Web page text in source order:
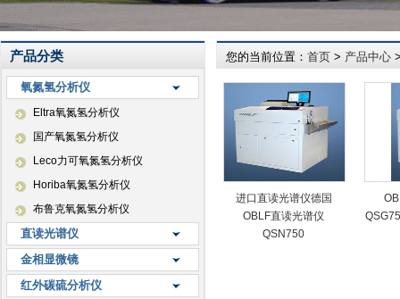
产品分类
氧氮氢分析仪
Eltra氧氮氢分析仪
国产氧氮氢分析仪
Leco力可氧氮氢分析仪
Horiba氧氮氢分析仪
布鲁克氧氮氢分析仪
直读光谱仪
金相显微镜
红外碳硫分析仪
您的当前位置： 首页 > 产品中心
进口直读光谱仪德国
OBLF直读光谱仪
QSN750